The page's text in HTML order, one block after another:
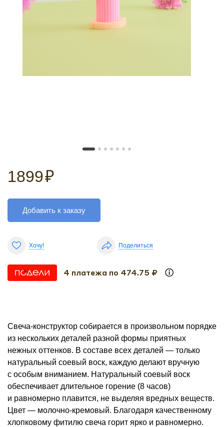
1899₽
Добавить к заказу
Хочу! Поделиться
4 платежа по 474.75 ₽
Свеча-конструктор собирается в произвольном порядке
из нескольких деталей разной формы приятных
нежных оттенков. В составе всех деталей — только
натуральный соевый воск, каждую делают вручную
с особым вниманием. Натуральный соевый воск
обеспечивает длительное горение (8 часов)
и равномерно плавится, не выделяя вредных веществ.
Цвет — молочно-кремовый. Благодаря качественному
хлопковому фитилю свеча горит ярко и равномерно.